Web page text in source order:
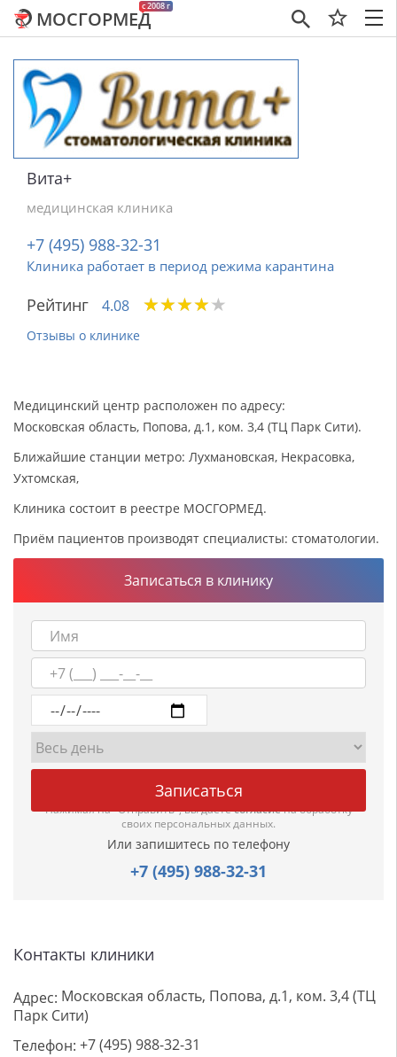
×
c 2008 г
МОСГОРМЕД
Вита+
медицинская клиника
+7 (495) 988-32-31
Клиника работает в период режима карантина
Рейтинг 4.08 ★★★★★
★★★★★
Отзывы о клинике
Медицинский центр расположен по адресу:
Московская область, Попова, д.1, ком. 3,4 (ТЦ Парк Сити).
Ближайшие станции метро: Лухмановская, Некрасовка,
Ухтомская,
Клиника состоит в реестре МОСГОРМЕД.
Приём пациентов производят специалисты: стоматологии.
Записаться в клинику
Нажимая на "Отправить", вы даетесогласиена обработку
своих персональных данных.
Или запишитесь по телефону
+7 (495) 988-32-31
Контакты клиники
Адрес: Московская область, Попова, д.1, ком. 3,4 (ТЦ
Парк Сити)
Телефон: +7 (495) 988-32-31